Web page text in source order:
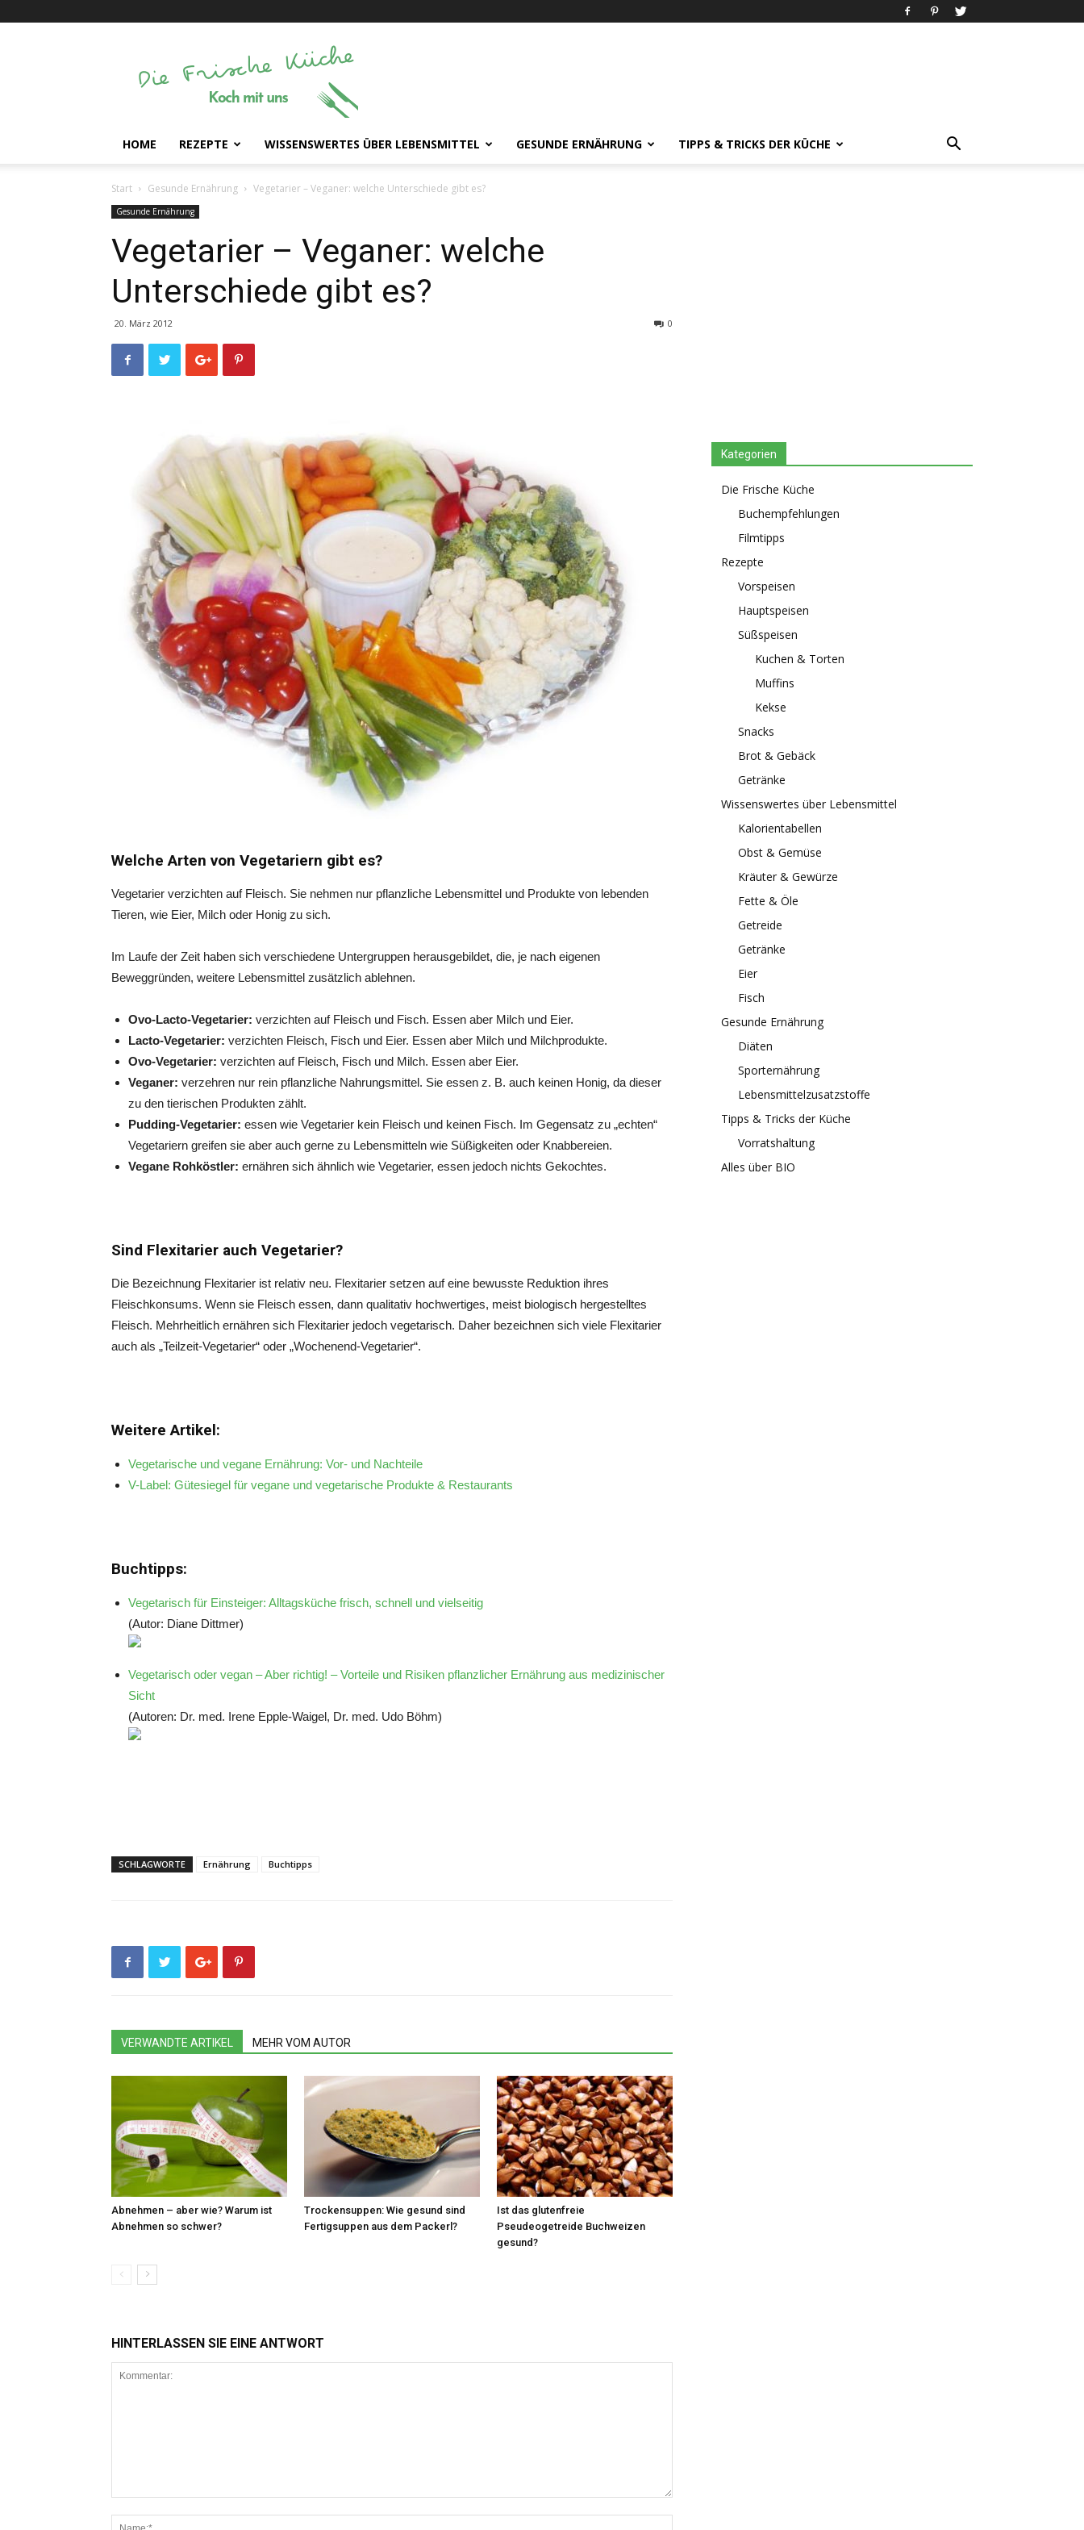
Frische
Küche
HOME REZEPTE WISSENSWERTES ÜBER LEBENSMITTEL GESUNDE ERNÄHRUNG TIPPS & TRICKS DER KÜCHE
Start Gesunde Ernährung Vegetarier – Veganer: welche Unterschiede gibt es?
Gesunde Ernährung
Vegetarier – Veganer: welche
Unterschiede gibt es?
20. März 2012 0
Welche Arten von Vegetariern gibt es?
Vegetarier verzichten auf Fleisch. Sie nehmen nur pflanzliche Lebensmittel und Produkte von lebenden
Tieren, wie Eier, Milch oder Honig zu sich.
Im Laufe der Zeit haben sich verschiedene Untergruppen herausgebildet, die, je nach eigenen
Beweggründen, weitere Lebensmittel zusätzlich ablehnen.
Ovo-Lacto-Vegetarier: verzichten auf Fleisch und Fisch. Essen aber Milch und Eier.
Lacto-Vegetarier: verzichten Fleisch, Fisch und Eier. Essen aber Milch und Milchprodukte.
Ovo-Vegetarier: verzichten auf Fleisch, Fisch und Milch. Essen aber Eier.
Veganer: verzehren nur rein pflanzliche Nahrungsmittel. Sie essen z. B. auch keinen Honig, da dieser
zu den tierischen Produkten zählt.
Pudding-Vegetarier: essen wie Vegetarier kein Fleisch und keinen Fisch. Im Gegensatz zu „echten“
Vegetariern greifen sie aber auch gerne zu Lebensmitteln wie Süßigkeiten oder Knabbereien.
Vegane Rohköstler: ernähren sich ähnlich wie Vegetarier, essen jedoch nichts Gekochtes.
Sind Flexitarier auch Vegetarier?
Die Bezeichnung Flexitarier ist relativ neu. Flexitarier setzen auf eine bewusste Reduktion ihres
Fleischkonsums. Wenn sie Fleisch essen, dann qualitativ hochwertiges, meist biologisch hergestelltes
Fleisch. Mehrheitlich ernähren sich Flexitarier jedoch vegetarisch. Daher bezeichnen sich viele Flexitarier
auch als „Teilzeit-Vegetarier“ oder „Wochenend-Vegetarier“.
Weitere Artikel:
Vegetarische und vegane Ernährung: Vor- und Nachteile
V-Label: Gütesiegel für vegane und vegetarische Produkte & Restaurants
Buchtipps:
Vegetarisch für Einsteiger: Alltagsküche frisch, schnell und vielseitig
(Autor: Diane Dittmer)
Vegetarisch oder vegan – Aber richtig! – Vorteile und Risiken pflanzlicher Ernährung aus medizinischer
Sicht
(Autoren: Dr. med. Irene Epple-Waigel, Dr. med. Udo Böhm)
SCHLAGWORTE Ernährung Buchtipps
VERWANDTE ARTIKEL MEHR VOM AUTOR
Abnehmen – aber wie? Warum ist
Abnehmen so schwer?
Trockensuppen: Wie gesund sind
Fertigsuppen aus dem Packerl?
Ist das glutenfreie
Pseudeogetreide Buchweizen
gesund?
HINTERLASSEN SIE EINE ANTWORT
Kategorien
Die Frische Küche
Buchempfehlungen
Filmtipps
Rezepte
Vorspeisen
Hauptspeisen
Süßspeisen
Kuchen & Torten
Muffins
Kekse
Snacks
Brot & Gebäck
Getränke
Wissenswertes über Lebensmittel
Kalorientabellen
Obst & Gemüse
Kräuter & Gewürze
Fette & Öle
Getreide
Getränke
Eier
Fisch
Gesunde Ernährung
Diäten
Sporternährung
Lebensmittelzusatzstoffe
Tipps & Tricks der Küche
Vorratshaltung
Alles über BIO